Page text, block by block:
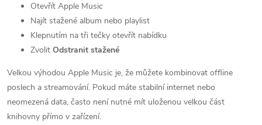
Otevřít Apple Music
Najít stažené album nebo playlist
Klepnutím na tři tečky otevřít nabídku
Zvolit Odstranit stažené
Velkou výhodou Apple Music je, že můžete kombinovat offline
poslech a streamování. Pokud máte stabilní internet nebo
neomezená data, často není nutné mít uloženou velkou část
knihovny přímo v zařízení.